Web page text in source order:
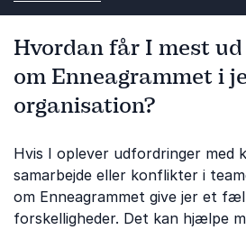
Hvordan får I mest
om Enneagrammet i
organisation?
Hvis I oplever udfordringer med
samarbejde eller konflikter i
om Enneagrammet give jer et
forskelligheder. Det kan hjælpe